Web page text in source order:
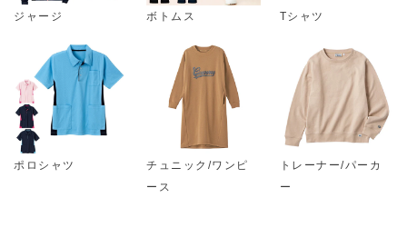
ジャージ ボトムス Tシャツ
ポロシャツ
チュニック/ワンピ
ース
トレーナー/パーカ
ー